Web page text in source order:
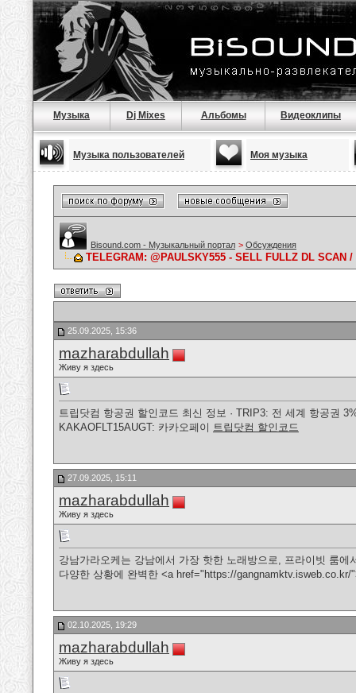
Музыка Dj Mixes Альбомы Видеоклипы
Музыка пользователей Моя музыка
Bisound.com - Музыкальный портал > Обсуждения
TELEGRAM: @PAULSKY555 - SELL FULLZ DL SCAN
25.09.2025, 15:36
mazharabdullah
Живу я здесь
트립닷컴 항공권 할인코드 최신 정보 · TRIP3: 전 세계 항공권
KAKAOFLT15AUGT: 카카오페이 트립닷컴 할인코드
27.09.2025, 15:11
mazharabdullah
Живу я здесь
강남가라오케는 강남에서 가장 핫한 노래방으로, 프라이빗 룸
다양한 상황에 완벽한 <a href="https://gangnamktv.isweb.co.kr/
02.10.2025, 19:29
mazharabdullah
Живу я здесь